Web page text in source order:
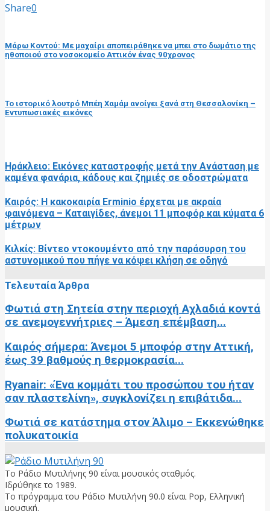
Share0
Μάρω Κοντού: Με μαχαίρι αποπειράθηκε να μπει στο δωμάτιο της
ηθοποιού στο νοσοκομείο Αττικόν ένας 90χρονος
Το ιστορικό λουτρό Μπέη Χαμάμ ανοίγει ξανά στη Θεσσαλονίκη –
Εντυπωσιακές εικόνες
Ηράκλειο: Εικόνες καταστροφής μετά την Ανάσταση με
καμένα φανάρια, κάδους και ζημιές σε οδοστρώματα
Καιρός: Η κακοκαιρία Erminio έρχεται με ακραία
φαινόμενα – Καταιγίδες, άνεμοι 11 μποφόρ και κύματα 6
μέτρων
Κιλκίς: Βίντεο ντοκουμέντο από την παράσυρση του
αστυνομικού που πήγε να κόψει κλήση σε οδηγό
Τελευταία Άρθρα
Φωτιά στη Σητεία στην περιοχή Αχλαδιά κοντά
σε ανεμογεννήτριες – Άμεση επέμβαση...
Καιρός σήμερα: Άνεμοι 5 μποφόρ στην Αττική,
έως 39 βαθμούς η θερμοκρασία...
Ryanair: «Ένα κομμάτι του προσώπου του ήταν
σαν πλαστελίνη», συγκλονίζει η επιβάτιδα...
Φωτιά σε κατάστημα στον Άλιμο – Εκκενώθηκε
πολυκατοικία
Το Ράδιο Μυτιλήνης 90 είναι μουσικός σταθμός.
Ιδρύθηκε το 1989.
Το πρόγραμμα του Ράδιο Μυτιλήνη 90.0 είναι Pop, Ελληνική
μουσική.